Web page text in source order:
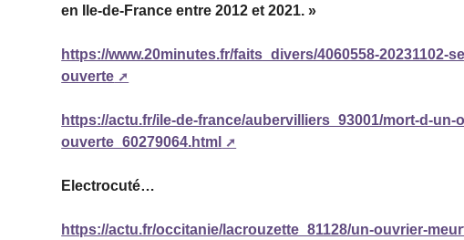
en Ile-de-France entre 2012 et 2021. »
https://www.20minutes.fr/faits_divers/4060558-
ouverte
https://actu.fr/ile-de-france/aubervilliers_93001/mort-d-
ouverte_60279064.html
Electrocuté…
https://actu.fr/occitanie/lacrouzette_81128/un-ouvrier-